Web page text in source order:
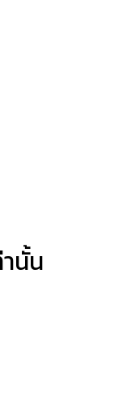
นั้น